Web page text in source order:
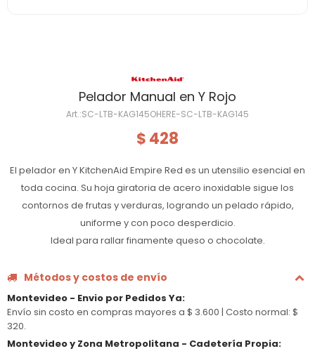
Pelador Manual en Y Rojo
SC-LTB-KAG145OHERE-SC-LTB-KAG145
$ 428
El pelador en Y KitchenAid Empire Red es un utensilio esencial en
toda cocina. Su hoja giratoria de acero inoxidable sigue los
contornos de frutas y verduras, logrando un pelado rápido,
uniforme y con poco desperdicio.
Ideal para rallar finamente queso o chocolate.
Métodos y costos de envío
Montevideo - Envio por Pedidos Ya:
Envío sin costo en compras mayores a $ 3.600 | Costo normal: $
320.
Montevideo y Zona Metropolitana - Cadetería Propia: